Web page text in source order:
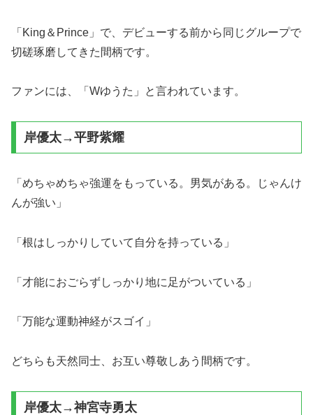
「King＆Prince」で、デビューする前から同じグループで
切磋琢磨してきた間柄です。
ファンには、「Wゆうた」と言われています。
岸優太→平野紫耀
「めちゃめちゃ強運をもっている。男気がある。じゃんけ
んが強い」
「根はしっかりしていて自分を持っている」
「才能におごらずしっかり地に足がついている」
「万能な運動神経がスゴイ」
どちらも天然同士、お互い尊敬しあう間柄です。
岸優太→神宮寺勇太